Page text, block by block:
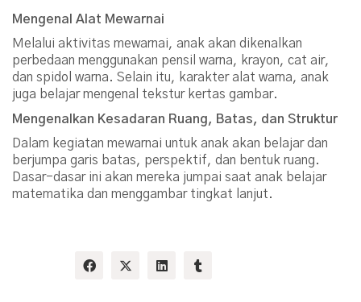
Mengenal Alat Mewarnai
Melalui aktivitas mewarnai, anak akan dikenalkan
perbedaan menggunakan pensil warna, krayon, cat air,
dan spidol warna. Selain itu, karakter alat warna, anak
juga belajar mengenal tekstur kertas gambar.
Mengenalkan Kesadaran Ruang, Batas, dan Struktur
Dalam kegiatan mewarnai untuk anak akan belajar dan
berjumpa garis batas, perspektif, dan bentuk ruang.
Dasar-dasar ini akan mereka jumpai saat anak belajar
matematika dan menggambar tingkat lanjut.